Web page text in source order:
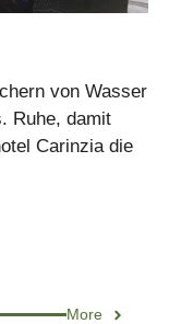
von Wasser
Ruhe, damit
Carinzia die
More